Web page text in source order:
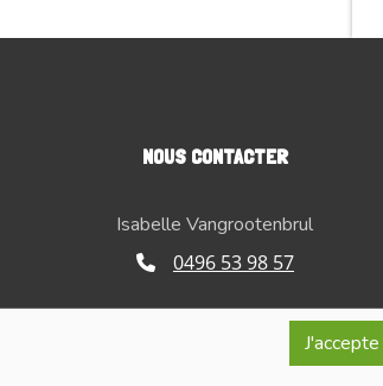
J'accepte
NOUS CONTACTER
Isabelle Vangrootenbrul
0496 53 98 57
info@lablancheferme.be
Rue de la Loge 26, 7866 Lessines